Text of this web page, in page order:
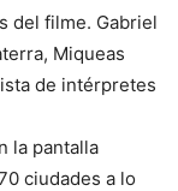
del filme. Gabriel
Miqueas
de intérpretes
la pantalla
ciudades a lo